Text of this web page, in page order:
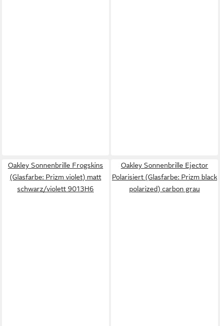
Oakley Sonnenbrille Frogskins
(Glasfarbe: Prizm violet) matt
schwarz/violett 9013H6
Oakley Sonnenbrille Ejector
Polarisiert (Glasfarbe: Prizm black
polarized) carbon grau